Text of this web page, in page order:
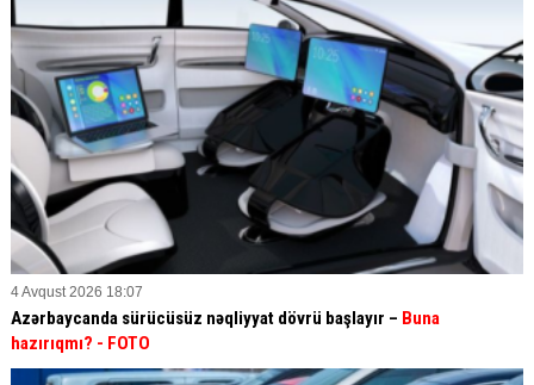
4 Avqust 2026 18:07
Azərbaycanda sürücüsüz nəqliyyat dövrü başlayır – Buna
hazırıqmı? - FOTO